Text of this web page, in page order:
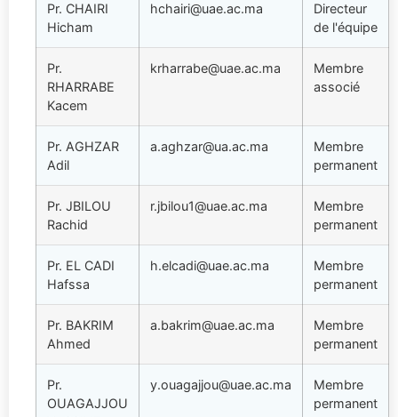
Pr. CHAIRI
Hicham
hchairi@uae.ac.ma
Directeur
de l'équipe
Pr.
RHARRABE
Kacem
krharrabe@uae.ac.ma
Membre
associé
Pr. AGHZAR
Adil
a.aghzar@ua.ac.ma
Membre
permanent
Pr. JBILOU
Rachid
r.jbilou1@uae.ac.ma
Membre
permanent
Pr. EL CADI
Hafssa
h.elcadi@uae.ac.ma
Membre
permanent
Pr. BAKRIM
Ahmed
a.bakrim@uae.ac.ma
Membre
permanent
Pr.
OUAGAJJOU
y.ouagajjou@uae.ac.ma
Membre
permanent